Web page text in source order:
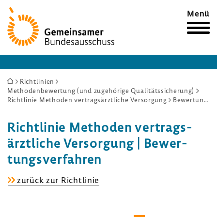
Zur
Startseite
Menü
Sie
sind
Richtlinien
Methodenbewertung (und zugehörige Qualitätssicherung)
Richtlinie Methoden vertragsärztliche Versorgung
Bewertungsverfahren
Richt­linie Methoden vertrags­
ärzt­liche Versor­gung | Bewer­
tungs­ver­fahren
zurück zur Richt­linie